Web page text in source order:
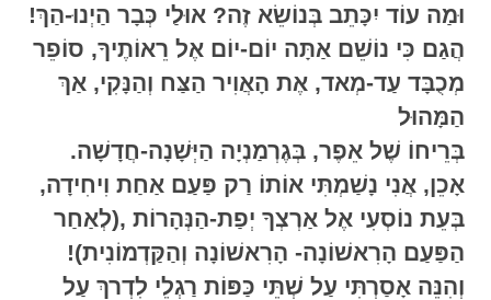
וּמַה עוֹד יִכָּתֵב בְּנוֹשֵׂא זֶה? אוּלַי כְּבָר הַיְנוּ-הַךְ!
הֲגַם כִּי נוֹשֵׁם אַתָּה יוֹם-יוֹם אֶל רֵאוֹתֶיךָ, סוֹפֵר
מְכֻבָּד עַד-מְאד, אֶת הָאֲוִיר הַצַּח וְהַנָּקִי, אַךְ
הַמָּהוּל
בְּרֵיחוֹ שֶׁל אֵפֶר, בְּגֶרְמַנְיָה הַיְּשָׁנָה-חֲדָשָׁה.
אָכֵן, אֲנִי נָשַׁמְתִּי אוֹתוֹ רַק פַּעַם אַחַת וִיחִידָה,
בְּעֵת נוֹסְעִי אֶל אַרְצְךָ יְפַת-הַנְּהָרוֹת ,(לְאַחַר
הַפַּעַם הָרִאשׁוֹנָה- הָרִאשׁוֹנָה וְהַקַּדְמוֹנִית)!
וְהִנֵּה אָסַרְתִּי עַל שְׁתֵּי כַּפּוֹת רַגְלֵי לִדְרךְ עַל